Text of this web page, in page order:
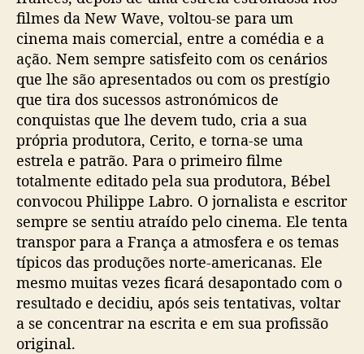
filmes da New Wave, voltou-se para um
cinema mais comercial, entre a comédia e a
ação. Nem sempre satisfeito com os cenários
que lhe são apresentados ou com os prestígio
que tira dos sucessos astronómicos de
conquistas que lhe devem tudo, cria a sua
própria produtora, Cerito, e torna-se uma
estrela e patrão. Para o primeiro filme
totalmente editado pela sua produtora, Bébel
convocou Philippe Labro. O jornalista e escritor
sempre se sentiu atraído pelo cinema. Ele tenta
transpor para a França a atmosfera e os temas
típicos das produções norte-americanas. Ele
mesmo muitas vezes ficará desapontado com o
resultado e decidiu, após seis tentativas, voltar
a se concentrar na escrita e em sua profissão
original.